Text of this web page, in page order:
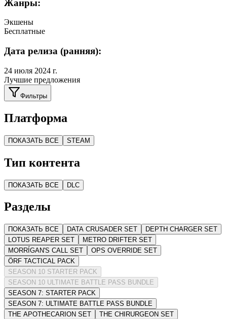
Жанры:
Экшены
Бесплатные
Дата релиза (ранняя):
24 июля 2024 г.
Лучшие предложения
Фильтры
Платформа
ПОКАЗАТЬ ВСЕ STEAM
Тип контента
ПОКАЗАТЬ ВСЕ DLC
Разделы
ПОКАЗАТЬ ВСЕ DATA CRUSADER SET
DEPTH CHARGER SET
LOTUS REAPER SET
METRO DRIFTER SET
MORRÍGAN'S CALL SET
OPS OVERRIDE SET
ÖRF TACTICAL PACK
SEASON 10 STARTER PACK
SEASON 10 ULTIMATE BATTLE PASS BUNDLE
SEASON 7: STARTER PACK
SEASON 7: ULTIMATE BATTLE PASS BUNDLE
THE APOTHECARION SET
THE CHIRURGEON SET